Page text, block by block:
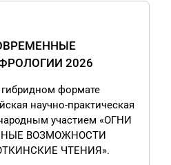
2026
гибридном формате
научно-практическая
участием «ОГНИ
ВОЗМОЖНОСТИ
ЧТЕНИЯ».